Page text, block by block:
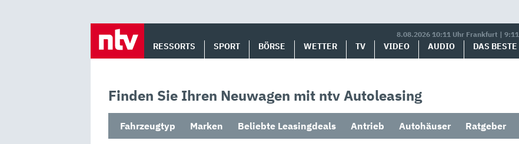
8.08.2026 10:11 Uhr Frankfurt |
RESSORTS SPORT BÖRSE WETTER TV VIDEO AUDIO DAS BESTE
Finden Sie Ihren Neuwagen mit ntv Autoleasing
Fahrzeugtyp Marken Beliebte Leasingdeals Antrieb Autohäuser Ratgeber